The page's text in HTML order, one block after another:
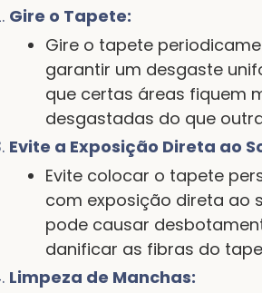
Gire o Tapete:
Gire o tapete
garantir um desgaste
que certas áreas fiquem
desgastadas do que
Evite a Exposição Direta ao
Evite colocar o tapete
com exposição direta ao
pode causar
danificar as fibras do
Limpeza de Manchas: